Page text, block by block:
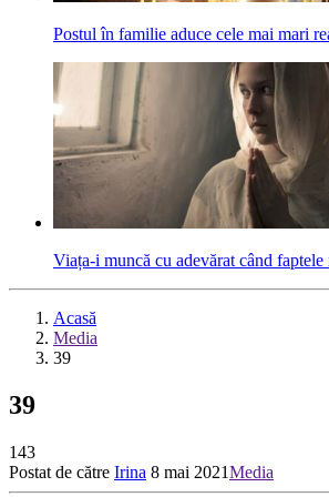
Postul în familie aduce cele mai mari
Viața-i muncă cu adevărat când
Acasă
Media
39
39
143
Postat de către Irina 8 mai 2021Media